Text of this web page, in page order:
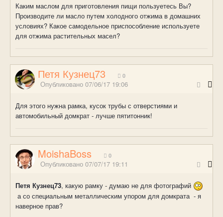
Каким маслом для приготовления пищи пользуетесь Вы?
Производите ли масло путем холодного отжима в домашних
условиях? Какое самодельное приспособление используете
для отжима растительных масел?
Петя Кузнец73 0
Опубликовано 07/06/17 19:06
Для этого нужна рамка, кусок трубы с отверстиями и
автомобильный домкрат - лучше пятитонник!
MoishaBoss 0
Опубликовано 07/07/17 19:11
Петя Кузнец73, какую рамку - думаю не для фотографий
а со специальным металлическим упором для домкрата - я
наверное прав?